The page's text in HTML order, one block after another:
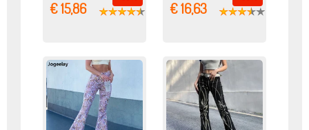
€ 15,86 € 16,63